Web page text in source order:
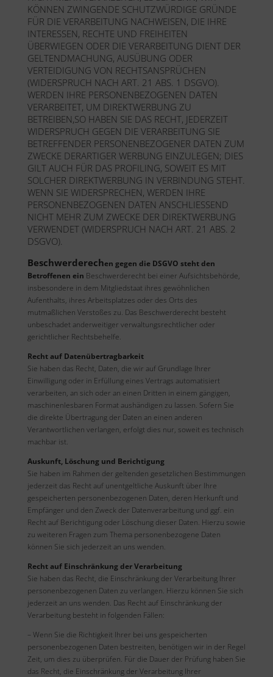
KÖNNEN ZWINGENDE SCHUTZWÜRDIGE GRÜNDE
FÜR DIE VERARBEITUNG NACHWEISEN, DIE IHRE
INTERESSEN, RECHTE UND FREIHEITEN
ÜBERWIEGEN ODER DIE VERARBEITUNG DIENT DER
GELTENDMACHUNG, AUSÜBUNG ODER
VERTEIDIGUNG VON RECHTSANSPRÜCHEN
(WIDERSPRUCH NACH ART. 21 ABS. 1 DSGVO).
WERDEN IHRE PERSONENBEZOGENEN DATEN
VERARBEITET, UM DIREKTWERBUNG ZU
BETREIBEN,SO HABEN SIE DAS RECHT, JEDERZEIT
WIDERSPRUCH GEGEN DIE VERARBEITUNG SIE
BETREFFENDER PERSONENBEZOGENER DATEN ZUM
ZWECKE DERARTIGER WERBUNG EINZULEGEN; DIES
GILT AUCH FÜR DAS PROFILING, SOWEIT ES MIT
SOLCHER DIREKTWERBUNG IN VERBINDUNG STEHT.
WENN SIE WIDERSPRECHEN, WERDEN IHRE
PERSONENBEZOGENEN DATEN ANSCHLIESSEND
NICHT MEHR ZUM ZWECKE DER DIREKTWERBUNG
VERWENDET (WIDERSPRUCH NACH ART. 21 ABS. 2
DSGVO).
Beschwerderechen gegen die DSGVO steht den
Betroffenen ein Beschwerderecht bei einer Aufsichtsbehörde,
insbesondere in dem Mitgliedstaat ihres gewöhnlichen
Aufenthalts, ihres Arbeitsplatzes oder des Orts des
mutmaßlichen Verstoßes zu. Das Beschwerderecht besteht
unbeschadet anderweitiger verwaltungsrechtlicher oder
gerichtlicher Rechtsbehelfe.
Recht auf Datenübertragbarkeit
Sie haben das Recht, Daten, die wir auf Grundlage Ihrer
Einwilligung oder in Erfüllung eines Vertrags automatisiert
verarbeiten, an sich oder an einen Dritten in einem gängigen,
maschinenlesbaren Format aushändigen zu lassen. Sofern Sie
die direkte Übertragung der Daten an einen anderen
Verantwortlichen verlangen, erfolgt dies nur, soweit es technisch
machbar ist.
Auskunft, Löschung und Berichtigung
Sie haben im Rahmen der geltenden gesetzlichen Bestimmungen
jederzeit das Recht auf unentgeltliche Auskunft über Ihre
gespeicherten personenbezogenen Daten, deren Herkunft und
Empfänger und den Zweck der Datenverarbeitung und ggf. ein
Recht auf Berichtigung oder Löschung dieser Daten. Hierzu sowie
zu weiteren Fragen zum Thema personenbezogene Daten
können Sie sich jederzeit an uns wenden.
Recht auf Einschränkung der Verarbeitung
Sie haben das Recht, die Einschränkung der Verarbeitung Ihrer
personenbezogenen Daten zu verlangen. Hierzu können Sie sich
jederzeit an uns wenden. Das Recht auf Einschränkung der
Verarbeitung besteht in folgenden Fällen:
– Wenn Sie die Richtigkeit Ihrer bei uns gespeicherten
personenbezogenen Daten bestreiten, benötigen wir in der Regel
Zeit, um dies zu überprüfen. Für die Dauer der Prüfung haben Sie
das Recht, die Einschränkung der Verarbeitung Ihrer